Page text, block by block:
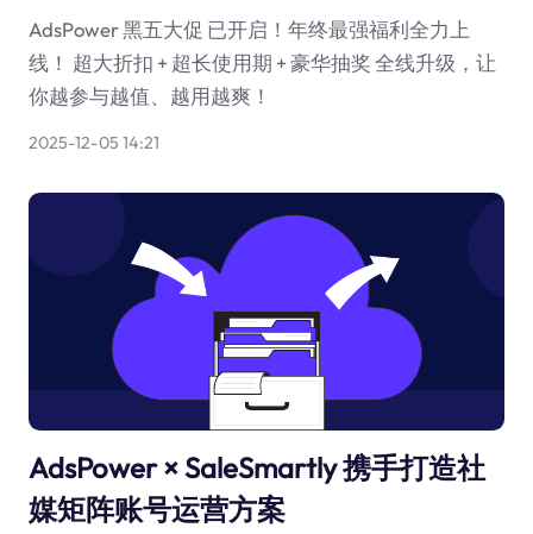
AdsPower 黑五大促 已开启！年终最强福利全力上
线！ 超大折扣 + 超长使用期 + 豪华抽奖 全线升级，让
你越参与越值、越用越爽！
2025-12-05 14:21
AdsPower × SaleSmartly 携手打造社
媒矩阵账号运营方案